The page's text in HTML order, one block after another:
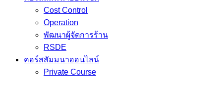
Cost Control
Operation
พัฒนาผู้จัดการร้าน
RSDE
คอร์สสัมมนาออนไลน์
Private Course